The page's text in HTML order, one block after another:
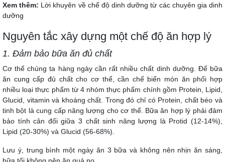
Xem thêm: Lời khuyên về chế độ dinh dưỡng từ các chuyên gia dinh
dưỡng
Nguyên tắc xây dựng một chế độ ăn hợp lý
1. Ðảm bảo bữa ăn đủ chất
Cơ thể chúng ta hàng ngày cần rất nhiều chất dinh dưỡng. Ðể bữa
ăn cung cấp đủ chấtcho cơ thể, cần chế biến món ăn phối hợp
nhiều loại thực phẩm từ 4 nhóm thực phẩm chính gồm Protein, Lipid,
Glucid, vitamin và khoáng chất. Trong đó chỉ có Protein, chất béo và
tinh bột là cung cấp năng lượng cho cơ thể. Bữa ăn hợp lý phải đảm
bảo tính cân đối giữa 3 chất sinh năng lượng là Protid (12-14%),
Lipid (20-30%) và Glucid (56-68%).
Lưu ý, trung bình một ngày ăn 3 bữa và không nên nhịn ăn sáng,
bữa tối không nên ăn quá no.